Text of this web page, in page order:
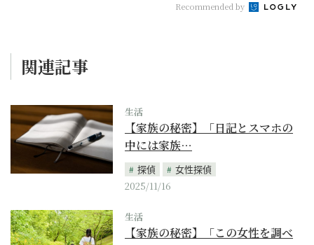
Recommended by
関連記事
生活
【家族の秘密】「日記とスマホの
中には家族…
探偵
女性探偵
2025/11/16
生活
【家族の秘密】「この女性を調べ